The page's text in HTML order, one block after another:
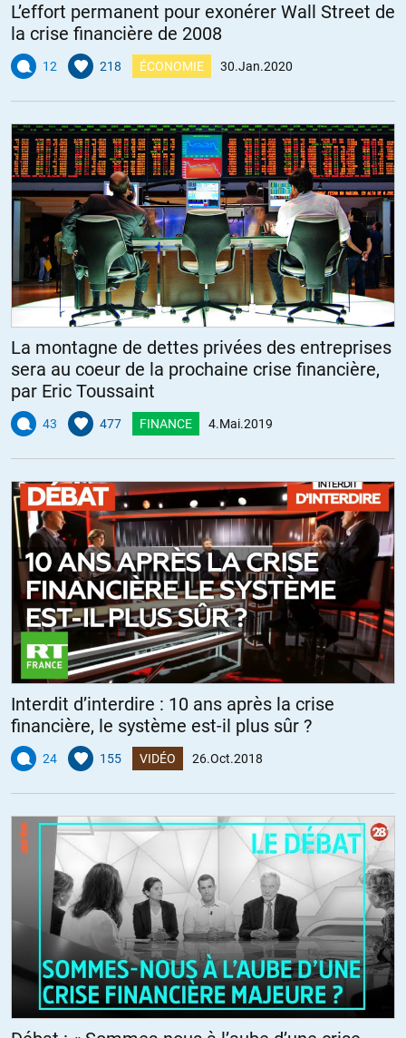
L’effort permanent pour exonérer Wall Street de
la crise financière de 2008
12 218 ÉCONOMIE 30.Jan.2020
La montagne de dettes privées des entreprises
sera au coeur de la prochaine crise financière,
par Eric Toussaint
43 477 FINANCE 4.Mai.2019
Interdit d’interdire : 10 ans après la crise
financière, le système est-il plus sûr ?
24 155 VIDÉO 26.Oct.2018